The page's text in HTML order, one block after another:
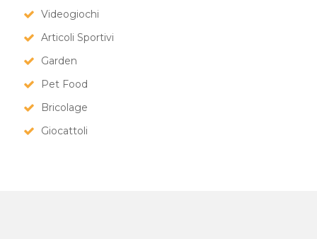
Videogiochi
Articoli Sportivi
Garden
Pet Food
Bricolage
Giocattoli